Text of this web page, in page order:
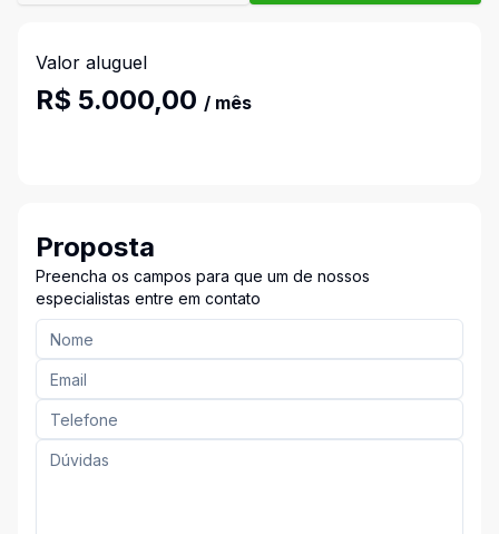
Valor aluguel
R$ 5.000,00 / mês
Proposta
Preencha os campos para que um de nossos
especialistas entre em contato